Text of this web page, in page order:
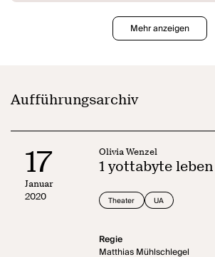
Mehr anzeigen
Aufführungsarchiv
17
Januar
2020
Olivia Wenzel
1 yottabyte leben
Theater UA
Regie
Matthias Mühlschlegel